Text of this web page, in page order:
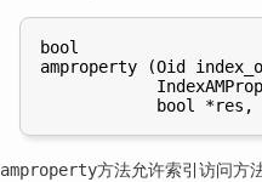
bool
amproperty (Oid
amproperty方法允许索引访问方